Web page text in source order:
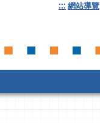
::: 網站導覽